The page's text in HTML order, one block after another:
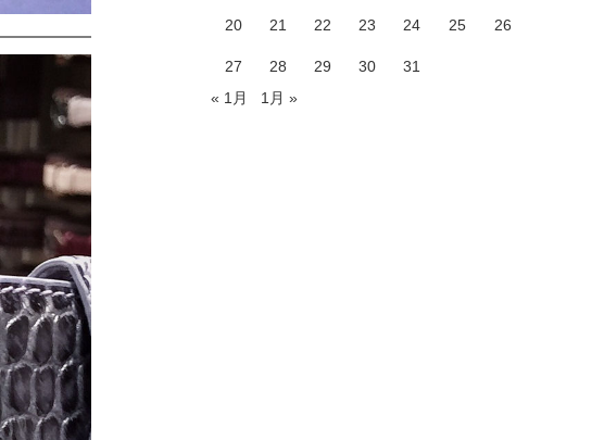
20 21 22 23 24 25 26
27 28 29 30
31
« 1月
1月 »